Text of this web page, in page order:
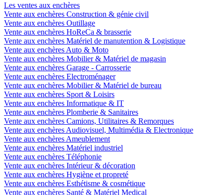
Les ventes aux enchères
Vente aux enchères Construction & génie civil
Vente aux enchères Outillage
Vente aux enchères HoReCa & brasserie
Vente aux enchères Matériel de manutention & Logistique
Vente aux enchères Auto & Moto
Vente aux enchères Mobilier & Matériel de magasin
Vente aux enchères Garage - Carrosserie
Vente aux enchères Electroménager
Vente aux enchères Mobilier & Matériel de bureau
Vente aux enchères Sport & Loisirs
Vente aux enchères Informatique & IT
Vente aux enchères Plomberie & Sanitaires
Vente aux enchères Camions, Utilitaires & Remorques
Vente aux enchères Audiovisuel, Multimédia & Electronique
Vente aux enchères Ameublement
Vente aux enchères Matériel industriel
Vente aux enchères Téléphonie
Vente aux enchères Intérieur & décoration
Vente aux enchères Hygiène et propreté
Vente aux enchères Esthétisme & cosmétique
Vente aux enchères Santé & Matériel Medical